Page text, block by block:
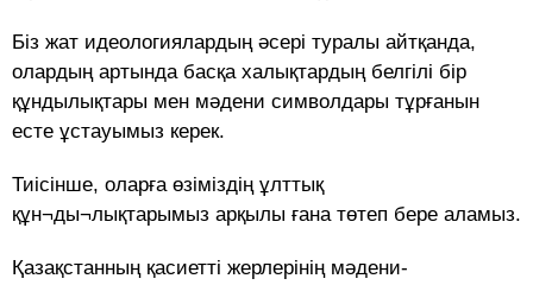
Біз жат идеологиялардың әсері туралы айтқанда,
олардың артында басқа халықтардың белгілі бір
құндылықтары мен мәдени символдары тұрғанын
есте ұстауымыз керек.
Тиісінше, оларға өзіміздің ұлттық
құн¬ды¬лықтарымыз арқылы ғана төтеп бере аламыз.
Қазақстанның қасиетті жерлерінің мәдени-